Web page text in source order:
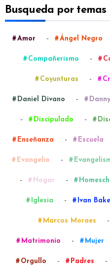
Busqueda por temas
Amor - Ángel Negro
Compañerismo -
Coyunturas -
Daniel Divano -
- Discipulado -
Enseñanza - Escuela
Evangelio -
- Hogar -
Iglesia - Ivan
Marcos Moraes -
Matrimonio - Mujer
Orgullo - Padres -